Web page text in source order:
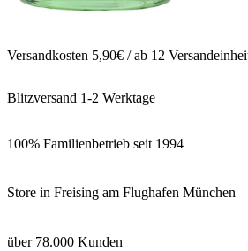
Versandkosten 5,90€ / ab 12
Blitzversand 1-2 Werktage
100% Familienbetrieb seit 1994
Store in Freising am Flughafen München
über 78.000 Kunden